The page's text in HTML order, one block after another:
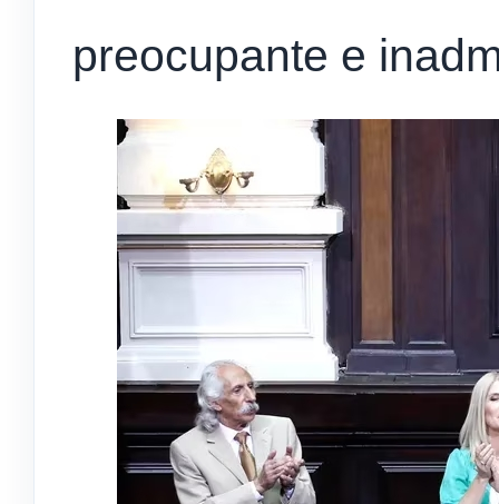
preocupante e